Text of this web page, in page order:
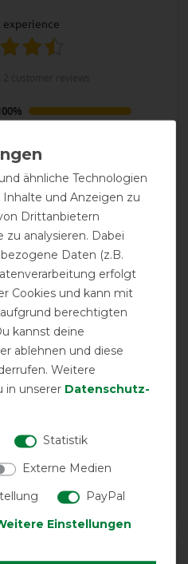
experience
0%
REVIEWS
ist sehr dünn. Dies hat den
zuanderen Decken
vorteilhaft, da alle Decken
befürchten wir, dass die
Die Passform ist
benötigt allerdings eher
und 135), die es nicht gibt.
Änderungen
sein, haben wir aber
. Die Haare bleiben
ähnliche Technologien
und Anzeigen zu
Drittanbietern
analysieren. Dabei
Daten (z.B.
erfolgt
Cookies und kann mit
berechtigten
kannst deine
ablehnen und diese
Weitere
in unserer Daten­schutz­
Statistik
Externe Medien
PayPal
Einstellungen